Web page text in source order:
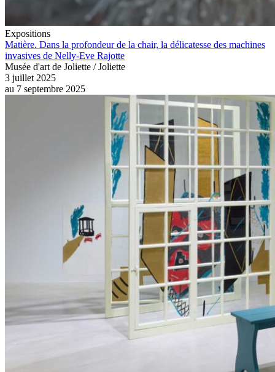
Expositions
Matière. Dans la profondeur de la chair, la délicatesse des machines
invasives de Nelly-Eve Rajotte
Musée d'art de Joliette / Joliette
3 juillet 2025
au 7 septembre 2025